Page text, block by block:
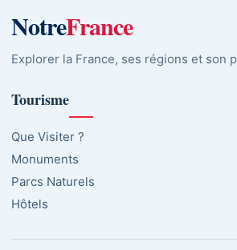
NotreFrance
Explorer la France, ses régions et son
Tourisme
Que Visiter ?
Monuments
Parcs Naturels
Hôtels